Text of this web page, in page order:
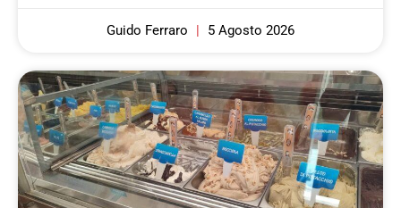
Guido Ferraro 5 Agosto 2026